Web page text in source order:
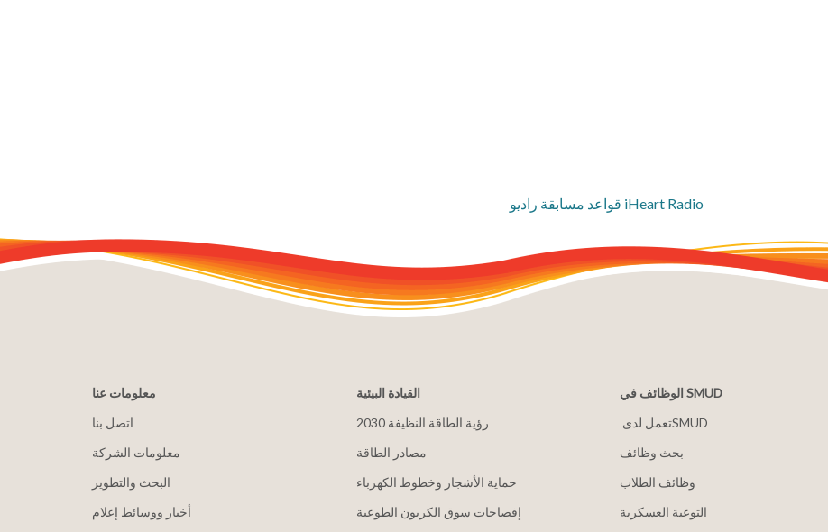
قواعد مسابقة راديو iHeart Radio
معلومات عنا
اتصل بنا
معلومات الشركة
البحث والتطوير
أخبار ووسائط إعلام
القيادة البيئية
2030 رؤية الطاقة النظيفة
مصادر الطاقة
حماية الأشجار وخطوط الكهرباء
إفصاحات سوق الكربون الطوعية
الوظائف في SMUD
بحث وظائف
وظائف الطلاب
التوعية العسكرية